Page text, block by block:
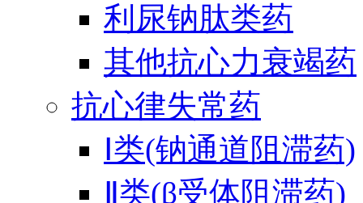
利尿钠肽类药
其他抗心力衰竭药
抗心律失常药
Ⅰ类(钠通道阻滞药)
Ⅱ类(β受体阻滞药)